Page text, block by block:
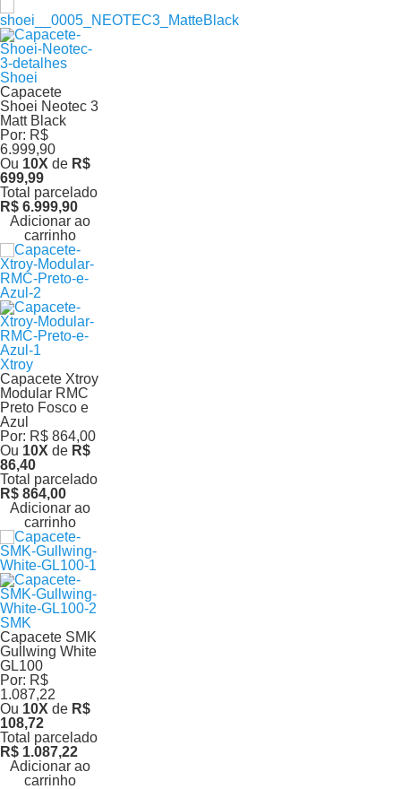
Shoei
Capacete
Shoei Neotec 3
Matt Black
Por: R$
6.999,90
Ou 10X de R$
699,99
Total parcelado
R$ 6.999,90
Adicionar ao
carrinho
Xtroy
Capacete Xtroy
Modular RMC
Preto Fosco e
Azul
Por: R$ 864,00
Ou 10X de R$
86,40
Total parcelado
R$ 864,00
Adicionar ao
carrinho
SMK
Capacete SMK
Gullwing White
GL100
Por: R$
1.087,22
Ou 10X de R$
108,72
Total parcelado
R$ 1.087,22
Adicionar ao
carrinho